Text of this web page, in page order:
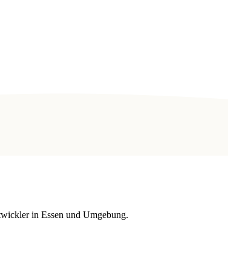
in Essen und Umgebung.